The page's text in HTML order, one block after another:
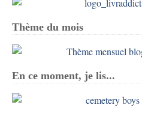
Thème du mois
En ce moment, je lis...